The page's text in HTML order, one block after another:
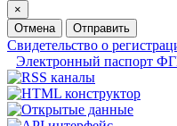
×
Отмена
Отправить
Свидетельство о
Электронный паспорт